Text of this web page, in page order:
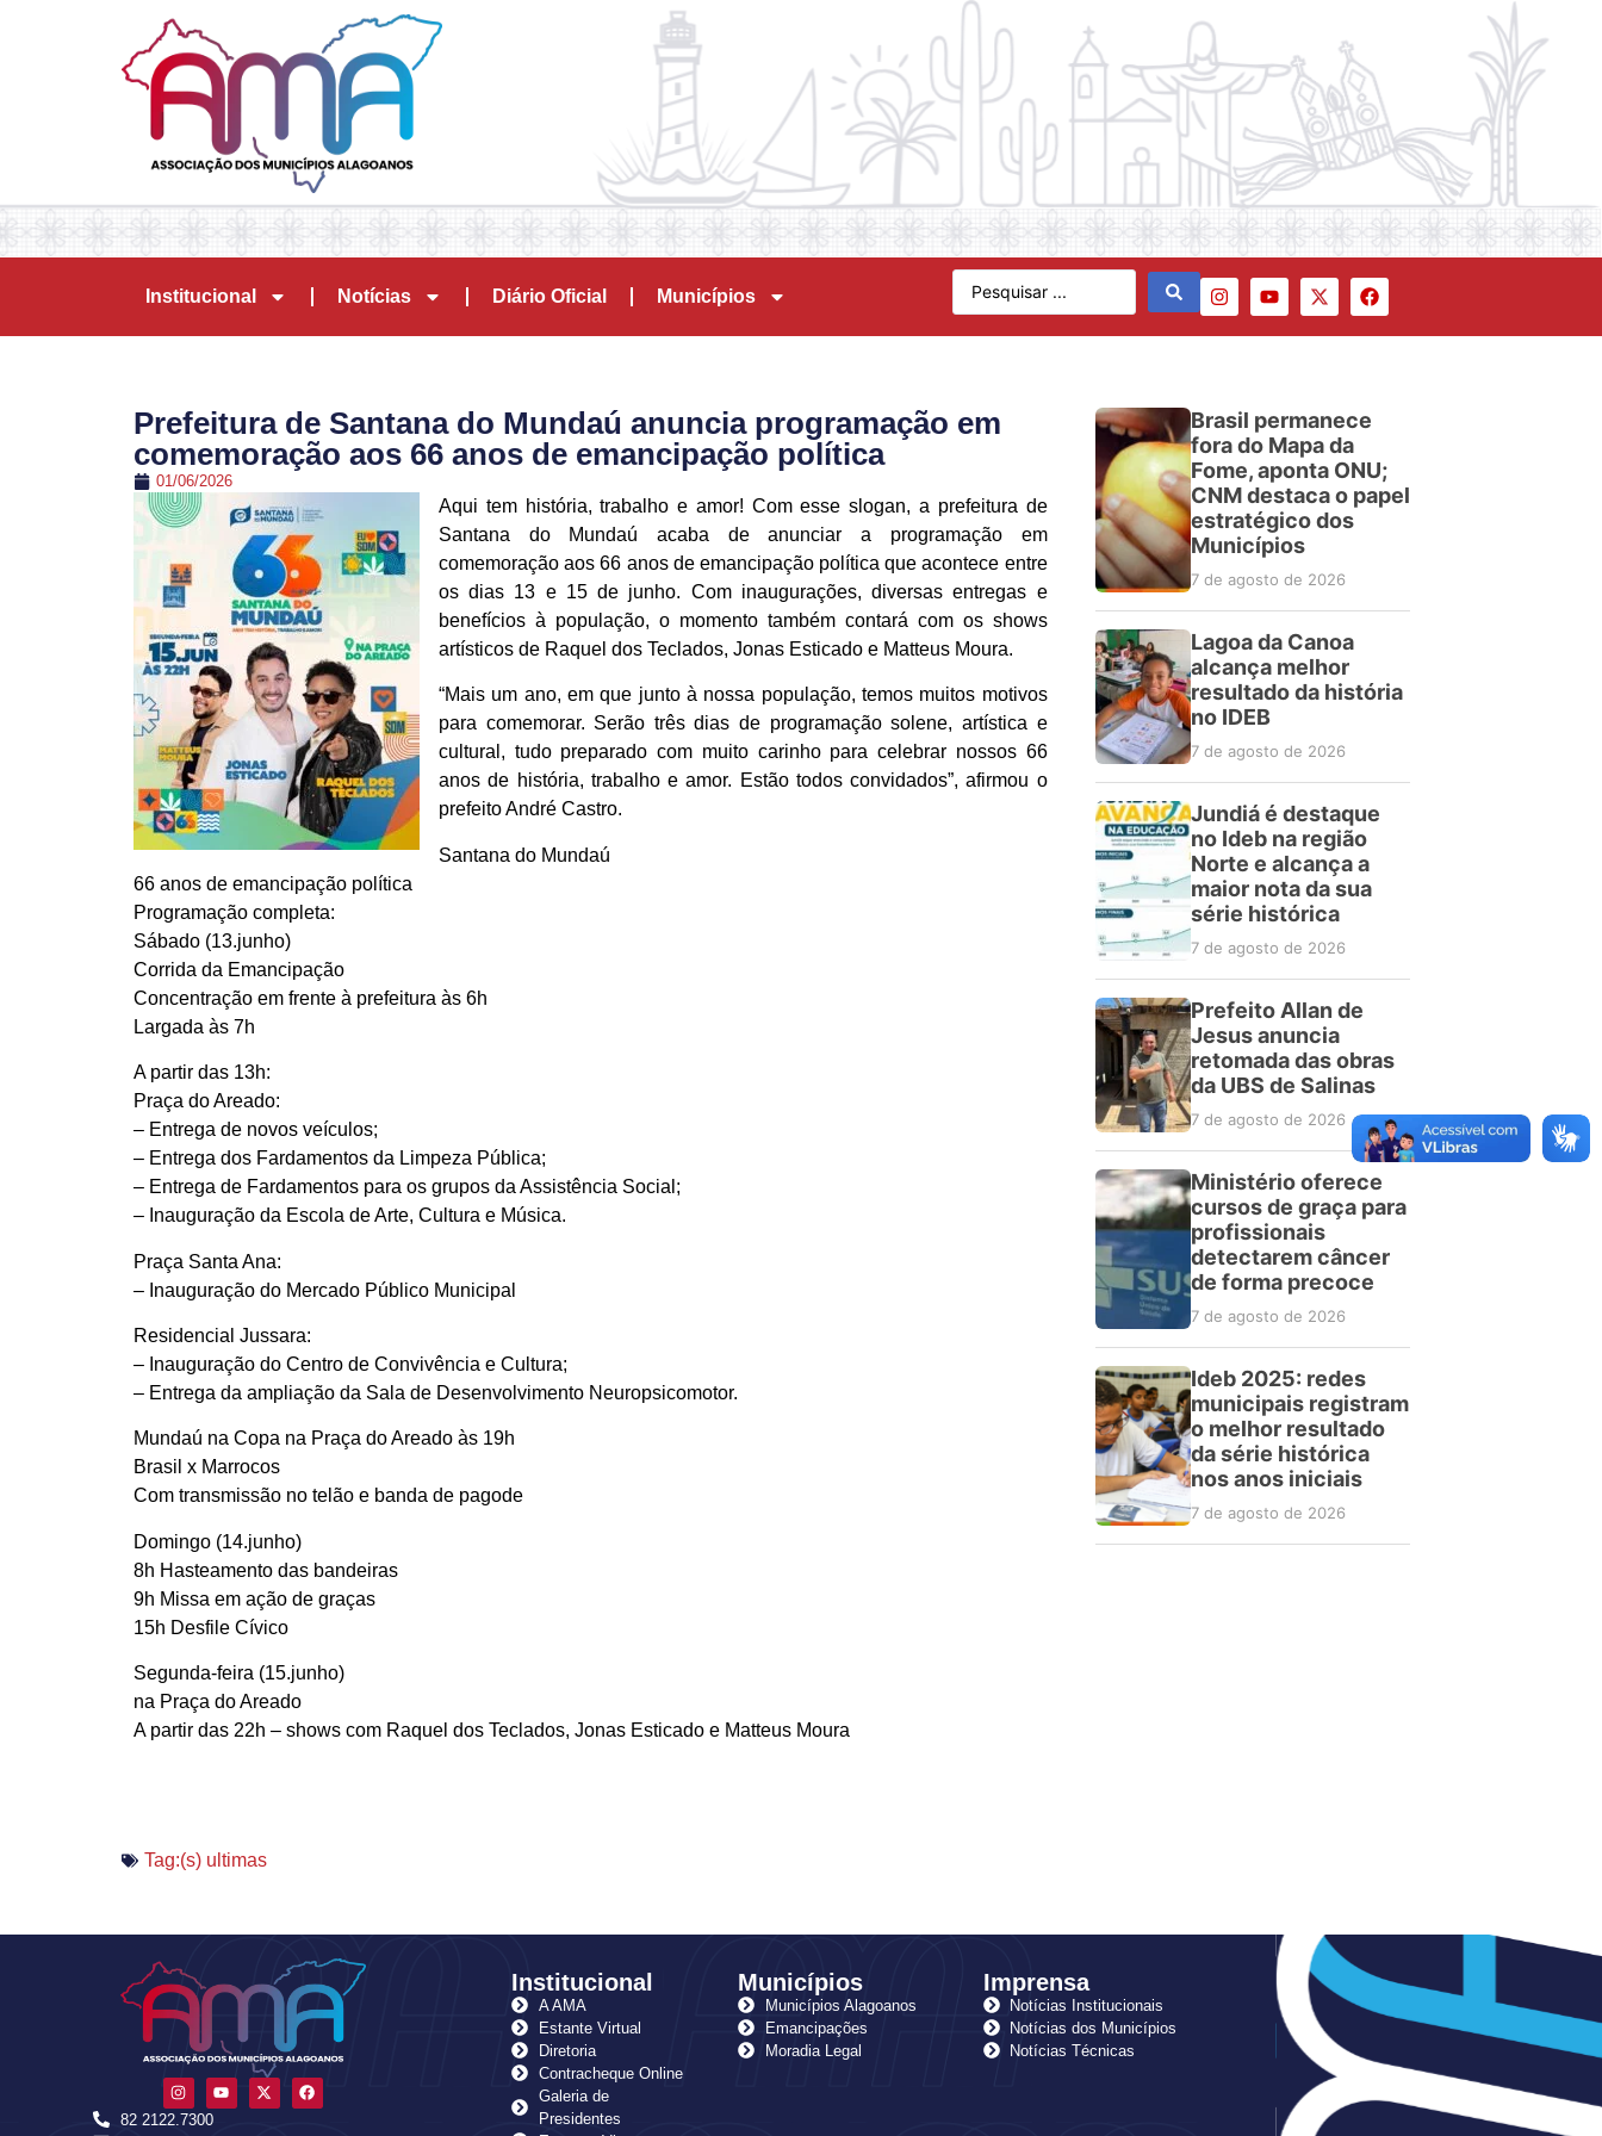
Institucional Notícias Diário Oficial Municípios
Prefeitura de Santana do Mundaú anuncia programação em
comemoração aos 66 anos de emancipação política
01/06/2026
Aqui tem história, trabalho e amor! Com esse slogan, a prefeitura de
Santana do Mundaú acaba de anunciar a programação em
comemoração aos 66 anos de emancipação política que acontece entre
os dias 13 e 15 de junho. Com inaugurações, diversas entregas e
benefícios à população, o momento também contará com os shows
artísticos de Raquel dos Teclados, Jonas Esticado e Matteus Moura.
“Mais um ano, em que junto à nossa população, temos muitos motivos
para comemorar. Serão três dias de programação solene, artística e
cultural, tudo preparado com muito carinho para celebrar nossos 66
anos de história, trabalho e amor. Estão todos convidados”, afirmou o
prefeito André Castro.
Santana do Mundaú
66 anos de emancipação política
Programação completa:
Sábado (13.junho)
Corrida da Emancipação
Concentração em frente à prefeitura às 6h
Largada às 7h
A partir das 13h:
Praça do Areado:
– Entrega de novos veículos;
– Entrega dos Fardamentos da Limpeza Pública;
– Entrega de Fardamentos para os grupos da Assistência Social;
– Inauguração da Escola de Arte, Cultura e Música.
Praça Santa Ana:
– Inauguração do Mercado Público Municipal
Residencial Jussara:
– Inauguração do Centro de Convivência e Cultura;
– Entrega da ampliação da Sala de Desenvolvimento Neuropsicomotor.
Mundaú na Copa na Praça do Areado às 19h
Brasil x Marrocos
Com transmissão no telão e banda de pagode
Domingo (14.junho)
8h Hasteamento das bandeiras
9h Missa em ação de graças
15h Desfile Cívico
Segunda-feira (15.junho)
na Praça do Areado
A partir das 22h – shows com Raquel dos Teclados, Jonas Esticado e Matteus Moura
Brasil permanece
fora do Mapa da
Fome, aponta ONU;
CNM destaca o papel
estratégico dos
Municípios
7 de agosto de 2026
Lagoa da Canoa
alcança melhor
resultado da história
no IDEB
7 de agosto de 2026
Jundiá é destaque
no Ideb na região
Norte e alcança a
maior nota da sua
série histórica
7 de agosto de 2026
Prefeito Allan de
Jesus anuncia
retomada das obras
da UBS de Salinas
7 de agosto de 2026
Ministério oferece
cursos de graça para
profissionais
detectarem câncer
de forma precoce
7 de agosto de 2026
Ideb 2025: redes
municipais registram
o melhor resultado
da série histórica
nos anos iniciais
7 de agosto de 2026
Tag:(s) ultimas
82 2122.7300
Institucional
A AMA
Estante Virtual
Diretoria
Contracheque Online
Galeria de
Presidentes
Municípios
Municípios Alagoanos
Emancipações
Moradia Legal
Imprensa
Notícias Institucionais
Notícias dos Municípios
Notícias Técnicas